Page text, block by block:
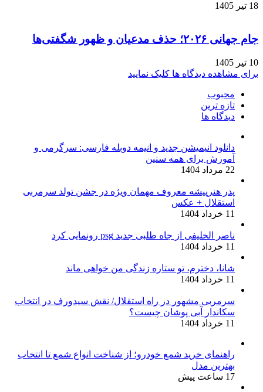
18 تیر 1405
جام جهانی ۲۰۲۶؛ حذف مدعیان و ظهور شگفتی‌ها
10 تیر 1405
برای مشاهده دیدگاه ها کلیک نمایید
محبوب
تازه ترین
دیدگاه ها
دانلود انیمیشن جدید و انیمه دوبله فارسی: سرگرمی و
آموزش برای همه سنین
22 مرداد 1404
پدر هنرپیشه معروف مهمان ویژه در جشن تولد سرمربی
استقلال + عکس
11 خرداد 1404
ناصر الخلیفی از جاه طلبی جدید psg رونمایی کرد
11 خرداد 1404
شانا، دخترم، تو ستاره زندگی من خواهی ماند
11 خرداد 1404
سرمربی مشهور در راه استقلال/ نقش سیدورف در انتخاب
سکاندار آبی پوشان چیست؟
11 خرداد 1404
راهنمای خرید شمع خودرو؛ از شناخت انواع شمع تا انتخاب
بهترین مدل
17 ساعت پیش